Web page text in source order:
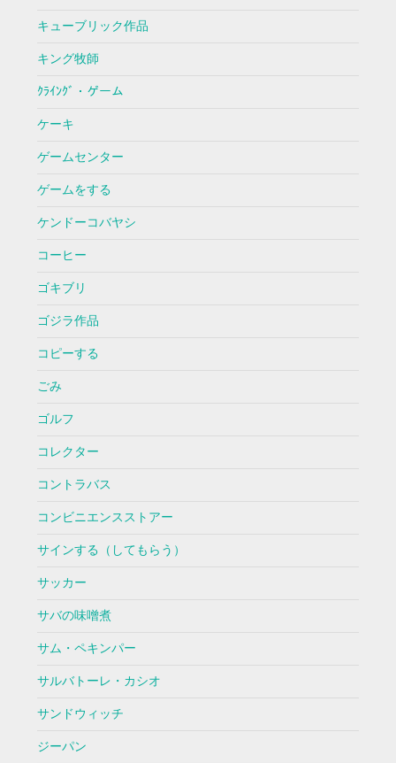
キューブリック作品
キング牧師
ｸﾗｲﾝｸﾞ・ゲーム
ケーキ
ゲームセンター
ゲームをする
ケンドーコバヤシ
コーヒー
ゴキブリ
ゴジラ作品
コピーする
ごみ
ゴルフ
コレクター
コントラバス
コンビニエンスストアー
サインする（してもらう）
サッカー
サバの味噌煮
サム・ペキンパー
サルバトーレ・カシオ
サンドウィッチ
ジーパン